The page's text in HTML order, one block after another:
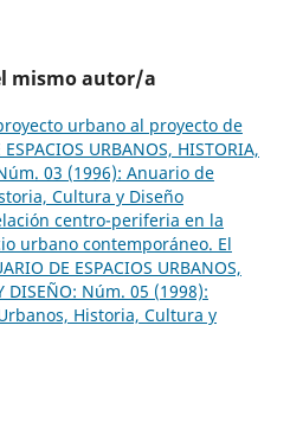
mismo autor/a
urbano al proyecto de
URBANOS, HISTORIA,
03 (1996): Anuario de
Cultura y Diseño
centro-periferia en la
urbano contemporáneo. El
DE ESPACIOS URBANOS,
DISEÑO: Núm. 05 (1998):
Historia, Cultura y